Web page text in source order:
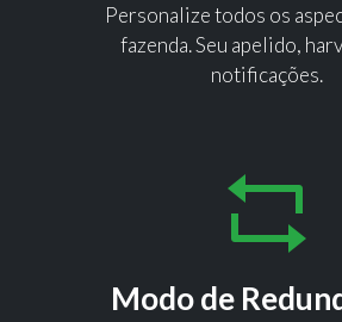
Personalize todos os
fazenda. Seu apelido,
notificações.
Modo de